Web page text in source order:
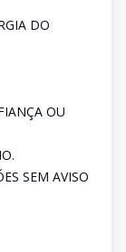
DO
OU
SEM AVISO